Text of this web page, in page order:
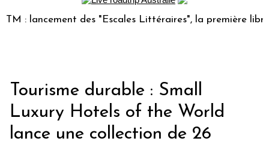
lancement des "Escales Littéraires", la première librairie
Tourisme durable : Small
Luxury Hotels of the World
lance une collection de 26